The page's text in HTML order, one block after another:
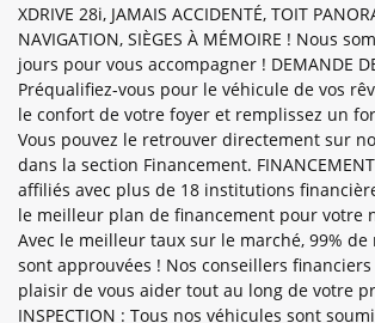
XDRIVE 28i, JAMAIS ACCIDENTÉ, TOIT
NAVIGATION, SIÈGES À MÉMOIRE ! Nous
jours pour vous accompagner ! DEMANDE
Préqualifiez-vous pour le véhicule de vos
le confort de votre foyer et remplissez un
Vous pouvez le retrouver directement sur
dans la section Financement.
affiliés avec plus de 18 institutions
le meilleur plan de financement pour votre
Avec le meilleur taux sur le marché, 99% de
sont approuvées ! Nos conseillers
plaisir de vous aider tout au long de votre
INSPECTION : Tous nos véhicules sont